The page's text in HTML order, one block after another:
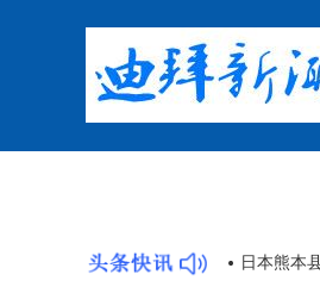
乐声回溯二万五千里征途 日本熊本